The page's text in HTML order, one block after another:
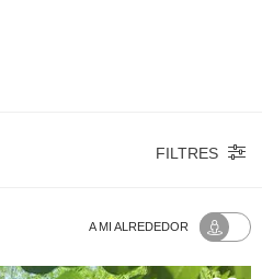
FILTRES
A MI ALREDEDOR